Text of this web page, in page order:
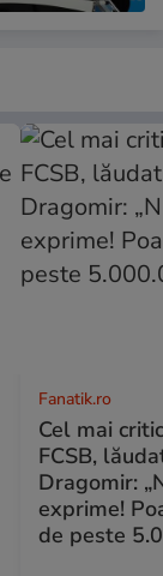
Fanatik.ro
Cel mai
FCSB,
Dragomir:
exprime!
de peste